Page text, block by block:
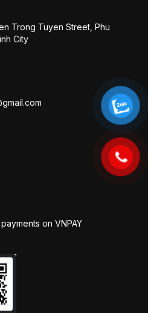
Trong Tuyen Street, Phu
City
on VNPAY